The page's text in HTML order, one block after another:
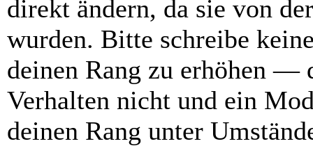
direkt ändern, da sie von
wurden. Bitte schreibe
deinen Rang zu erhöhen —
Verhalten nicht und ein
deinen Rang unter